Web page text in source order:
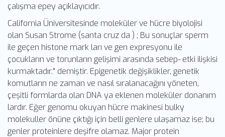
çalışma epey açıklayıcıdır.
California Üniversitesinde moleküler ve hücre biyolojisi
olan Susan Strome (santa cruz da ) ; Bu sonuçlar sperm
ile geçen histone mark ları ve gen expresyonu ile
çocukların ve torunların gelişimi arasında sebep- etki ilişkisi
kurmaktadır." demiştir. Epigenetik değişiklikler, genetik
komutların ne zaman ve nasıl sıralanacağını yöneten,
çeşitli formlarda olan DNA ya eklenen moleküler donanım
lardır. Eğer genomu okuyan hücre makinesi bulky
molekuller önüne çıktığı için belli genlere ulaşamaz ise; bu
genler proteinlere deşifre olamaz. Major protein